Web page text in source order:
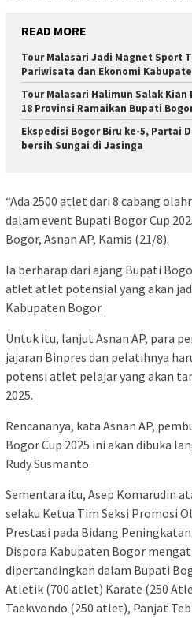
READ MORE
Tour Malasari Jadi Magnet Sport
Pariwisata dan Ekonomi
Tour Malasari Halimun Salak
18 Provinsi Ramaikan Bupati
Ekspedisi Bogor Biru ke-5, Partai
bersih Sungai di Jasinga
“Ada 2500 atlet dari 8 cabang
dalam event Bupati Bogor Cup
Bogor, Asnan AP, Kamis (21/8).
Ia berharap dari ajang Bupati
atlet atlet potensial yang akan
Kabupaten Bogor.
Untuk itu, lanjut Asnan AP, para
jajaran Binpres dan pelatihnya
potensi atlet pelajar yang akan
2025.
Rencananya, kata Asnan AP,
Bogor Cup 2025 ini akan dibuka
Rudy Susmanto.
Sementara itu, Asep Komarudin
selaku Ketua Tim Seksi Promosi
Prestasi pada Bidang
Dispora Kabupaten Bogor
dipertandingkan dalam Bupati
Atletik (700 atlet) Karate (250
Taekwondo (250 atlet), Panjat